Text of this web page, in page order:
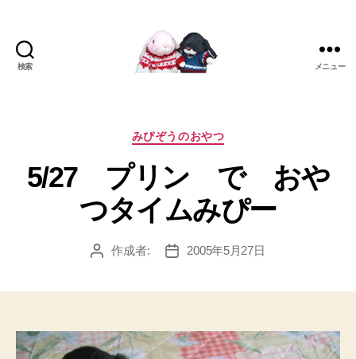
検索
ぴ
う
Blog
メニュー
カ
ゴ
リ
ー
みぴぞうのおやつ
5/27 プリン で おや
つタイムみぴー
投
作成者:
投
2005年5月27日